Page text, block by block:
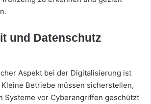
und Datenschutz
Aspekt bei der Digitalisierung ist
Betriebe müssen sicherstellen,
Systeme vor Cyberangriffen geschützt